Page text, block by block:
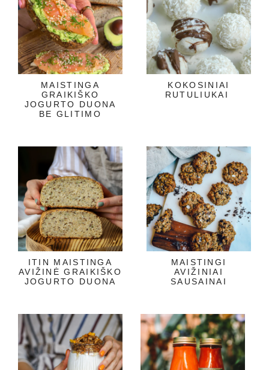
MAISTINGA
GRAIKIŠKO
JOGURTO DUONA
BE GLITIMO
KOKOSINIAI
RUTULIUKAI
ITIN MAISTINGA
AVIŽINĖ GRAIKIŠKO
JOGURTO DUONA
MAISTINGI
AVIŽINIAI
SAUSAINAI